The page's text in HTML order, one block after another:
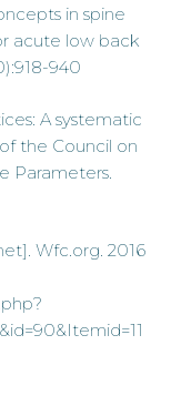
in spine
acute low back
940
A systematic
the Council on
Parameters.
Wfc.org. 2016